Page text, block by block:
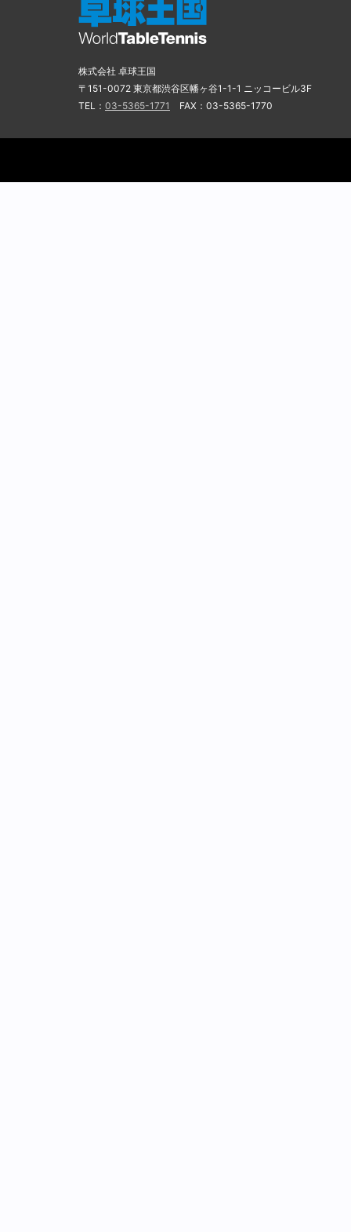
株式会社 卓球王国
〒151-0072 東京都渋谷区幡ヶ谷1-1-1 ニッコービル3F
TEL： 03-5365-1771 FAX：03-5365-1770